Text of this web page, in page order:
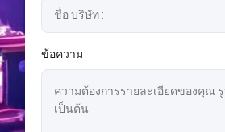
ข้อความ